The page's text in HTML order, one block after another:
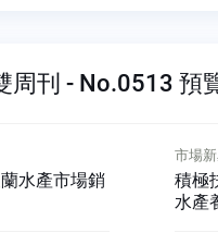
周刊 - No.0513 預
水產市場銷
市場新
積極
水產